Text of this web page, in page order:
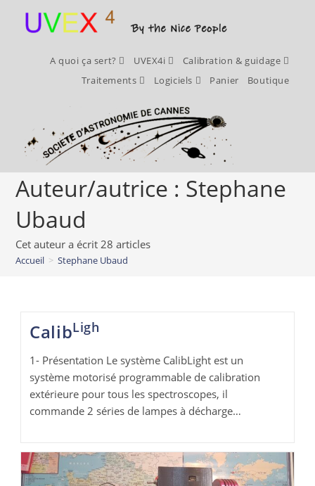
A quoi ça sert? UVEX4i
Calibration & guidage
Traitements
Logiciels Panier Boutique
Auteur/autrice : Stephane
Ubaud
Cet auteur a écrit 28 articles
Accueil > Stephane Ubaud
CalibLigh
1- Présentation Le système CalibLight est un
système motorisé programmable de calibration
extérieure pour tous les spectroscopes, il
commande 2 séries de lampes à décharge…